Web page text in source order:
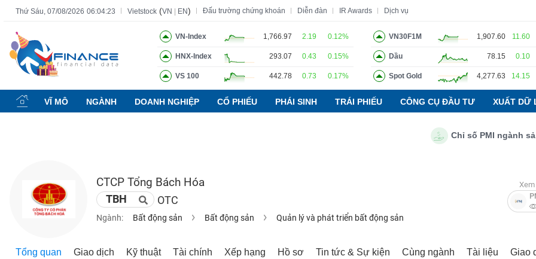
Thứ Sáu, 07/08/2026 06:04:24 Vietstock (VN EN) Đấu trường chứng khoán Diễn đàn IR Awards Dịch vụ
VN-Index 1,766.97 2.19 0.12%
HNX-Index 293.07 0.43 0.15%
VS 100 442.78 0.73 0.17%
VN30F1M 1,907.60 11.60
Dầu 78.15 0.10
Spot Gold 4,277.63 14.15
VĨ MÔ NGÀNH DOANH NGHIỆP CỔ PHIẾU PHÁI SINH TRÁI PHIẾU CÔNG CỤ ĐẦU TƯ XUẤT DỮ
Chỉ số PMI ngành sản
CTCP Tổng Bách Hóa
TBH OTC
Ngành: Bất động sản Bất động sản Quản lý và phát triển bất động sản
Tổng quan Giao dịch Kỹ thuật Tài chính Xếp hạng Hồ sơ Tin tức & Sự kiện Cùng ngành Tài liệu Giao
Tất cả Tính năng Ngành Mã chứng khoán Lãnh đạo Báo cáo phân tích Thuật ngữ
Tính
năng
(-)
CHỨNG
KHOÁN
NGHIỆP